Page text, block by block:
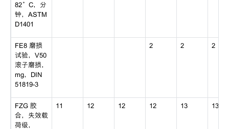
82°C，分
钟，ASTM
D1401
FE8 磨损
试验，V50
滚子磨损，
mg，DIN
51819-3
2 2 2
FZG 胶
合，失效载
荷级，
11 12 12 12 13 13+